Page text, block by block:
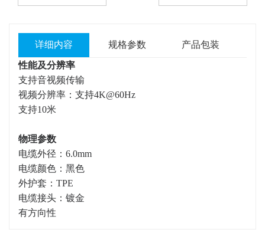
详细内容 规格参数 产品包装
性能及分辨率
支持音视频传输
视频分辨率：支持4K@60Hz
支持10米
物理参数
电缆外径：6.0mm
电缆颜色：黑色
外护套：TPE
电缆接头：镀金
有方向性